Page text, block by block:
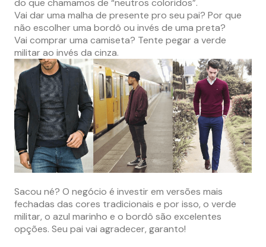
Vai dar uma malha de presente pro seu pai? Por que
não escolher uma bordô ou invés de uma preta?
Vai comprar uma camiseta? Tente pegar a verde
militar ao invés da cinza.
Sacou né? O negócio é investir em versões mais
fechadas das cores tradicionais e por isso, o verde
militar, o azul marinho e o bordô são excelentes
opções. Seu pai vai agradecer, garanto!